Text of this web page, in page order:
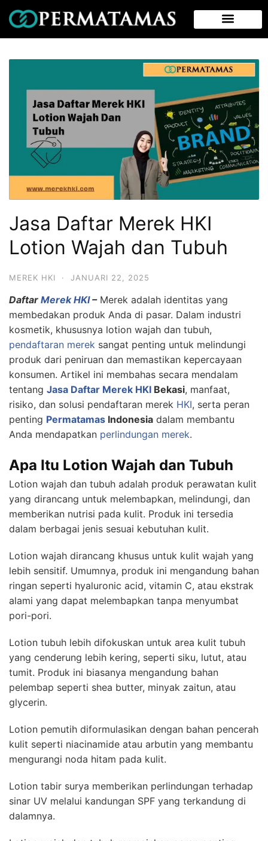
Jasa Daftar Merek HKI
Lotion Wajah dan Tubuh
MEREK HKI · JANUARI 22, 2025
Daftar Merek HKI–Merek adalah identitas yang
membedakan produk Anda di pasar. Dalam industri
kosmetik, khususnya lotion wajah dan tubuh,
pendaftaran merek sangat penting untuk melindungi
produk dari peniruan dan memastikan kepercayaan
konsumen. Artikel ini membahas secara mendalam
tentang Jasa Daftar Merek HKI Bekasi, manfaat,
risiko, dan solusi pendaftaran merek HKI, serta peran
penting Permatamas Indonesia dalam membantu
Anda mendapatkan perlindungan merek.
Apa Itu Lotion Wajah dan Tubuh
Lotion wajah dan tubuh adalah produk perawatan kulit
yang dirancang untuk melembapkan, melindungi, dan
memberikan nutrisi pada kulit. Produk ini tersedia
dalam berbagai jenis sesuai kebutuhan kulit.
Lotion wajah dirancang khusus untuk kulit wajah yang
lebih sensitif. Umumnya, produk ini mengandung bahan
ringan seperti hyaluronic acid, vitamin C, atau ekstrak
alami yang dapat melembapkan tanpa menyumbat
pori-pori.
Lotion tubuh lebih difokuskan untuk area kulit tubuh
yang cenderung lebih kering, seperti siku, lutut, atau
tumit. Produk ini biasanya mengandung bahan
pelembap seperti shea butter, minyak zaitun, atau
glycerin.
Lotion pemutih diformulasikan dengan bahan pencerah
kulit seperti niacinamide atau arbutin yang membantu
mengurangi noda hitam pada kulit.
Lotion tabir surya memberikan perlindungan terhadap
sinar UV melalui kandungan SPF yang terkandung di
dalamnya.